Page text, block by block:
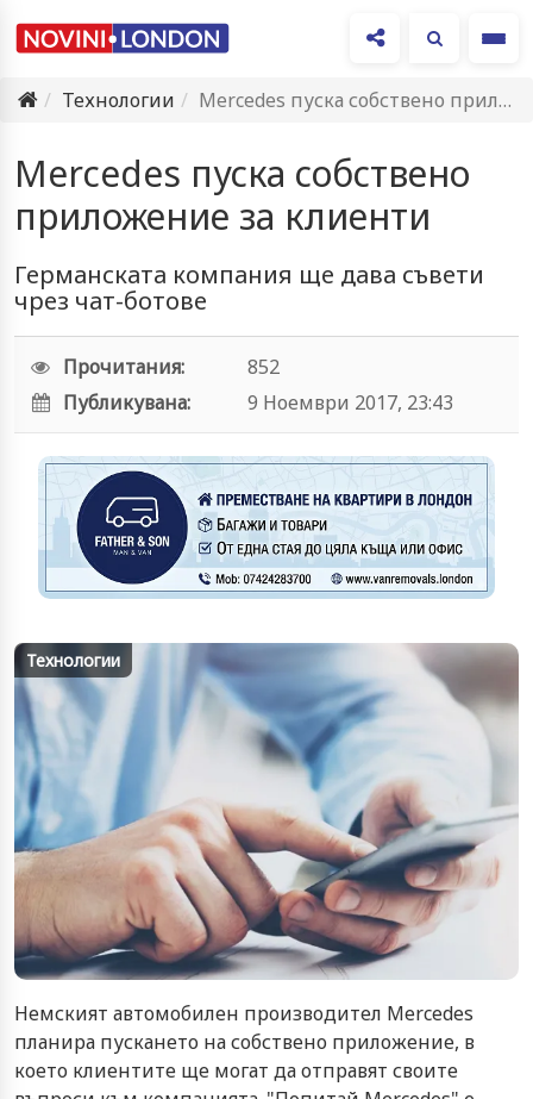
Технологии
Mercedes пуска собствено приложение за клиенти
Mercedes пуска собствено
приложение за клиенти
Германската компания ще дава съвети
чрез чат-ботове
Прочитания:
852
Публикувана:
9 Ноември 2017, 23:43
Технологии
Немският автомобилен производител Mercedes
планира пускането на собствено приложение, в
което клиентите ще могат да отправят своите